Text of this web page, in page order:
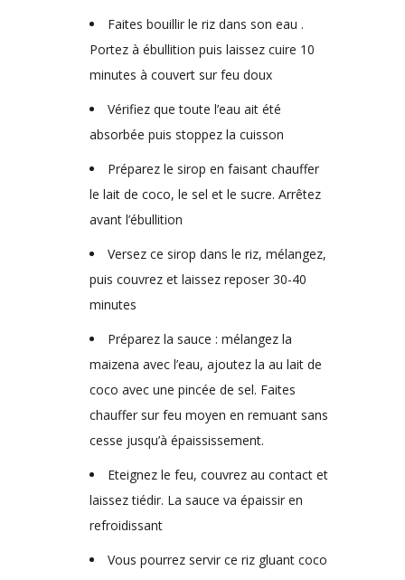
Faites bouillir le riz dans son eau .
Portez à ébullition puis laissez cuire 10
minutes à couvert sur feu doux
Vérifiez que toute l’eau ait été
absorbée puis stoppez la cuisson
Préparez le sirop en faisant chauffer
le lait de coco, le sel et le sucre. Arrêtez
avant l’ébullition
Versez ce sirop dans le riz, mélangez,
puis couvrez et laissez reposer 30-40
minutes
Préparez la sauce : mélangez la
maizena avec l’eau, ajoutez la au lait de
coco avec une pincée de sel. Faites
chauffer sur feu moyen en remuant sans
cesse jusqu’à épaississement.
Eteignez le feu, couvrez au contact et
laissez tiédir. La sauce va épaissir en
refroidissant
Vous pourrez servir ce riz gluant coco